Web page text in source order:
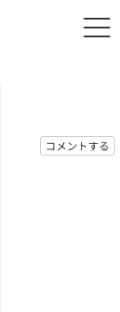
コメントする